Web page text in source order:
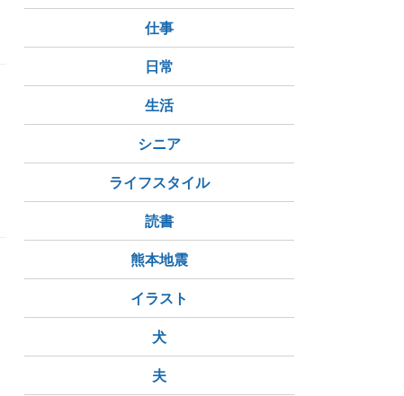
仕事
日常
生活
シニア
ライフスタイル
読書
熊本地震
イラスト
犬
夫